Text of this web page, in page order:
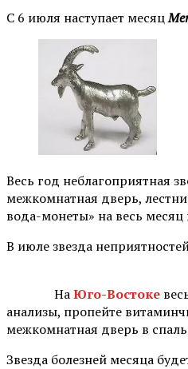
С 6 июля наступает месяц
Весь год неблагоприятная
межкомнатная дверь,
вода-монеты» на весь месяц
В июле звезда
⠀ НаЮго-Востоке
анализы, пропейте
межкомнатная дверь в
Звезда болезней месяца